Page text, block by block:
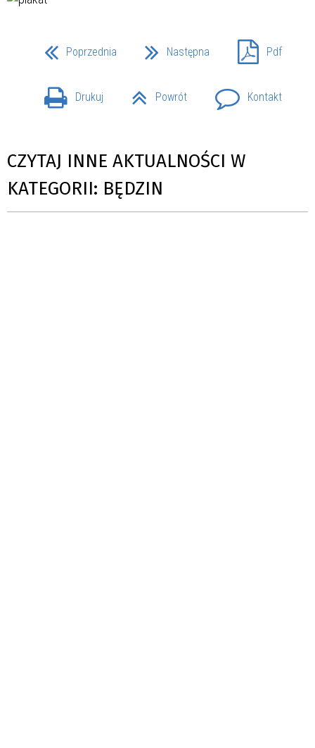
Poprzednia Następna Pdf
Drukuj Powrót Kontakt
CZYTAJ INNE AKTUALNOŚCI W
KATEGORII: BĘDZIN